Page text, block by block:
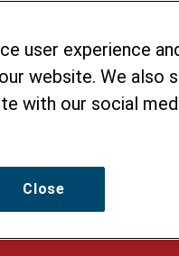
user experience
website. We also
with our social
Close